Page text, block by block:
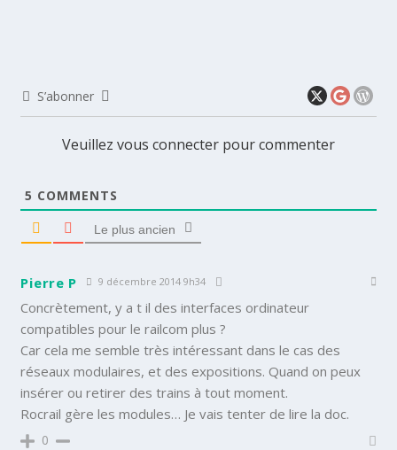
S’abonner
Veuillez vous connecter pour commenter
5 COMMENTS
Le plus ancien
Pierre P 9 décembre 2014 9h34
Concrètement, y a t il des interfaces ordinateur
compatibles pour le railcom plus ?
Car cela me semble très intéressant dans le cas des
réseaux modulaires, et des expositions. Quand on peux
insérer ou retirer des trains à tout moment.
Rocrail gère les modules… Je vais tenter de lire la doc.
0